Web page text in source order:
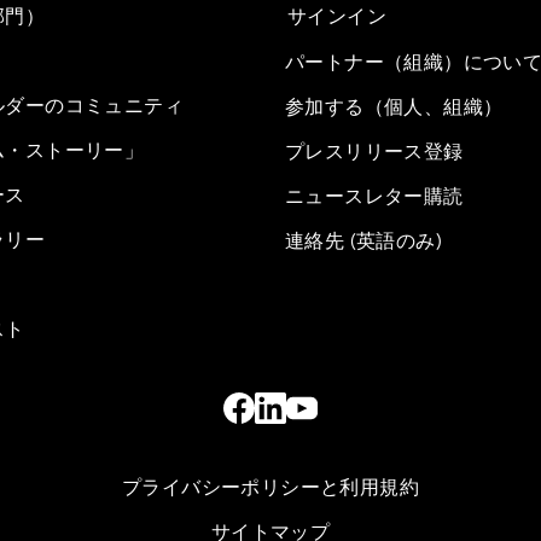
）
ーのコミュニティ
ストーリー」
リー
サインイン
パートナー（組織）につい
参加する（個人、組織）
プレスリリース登録
ニュースレター購読
連絡先 (英語のみ)
プライバシーポリシーと利用規約
サイトマップ